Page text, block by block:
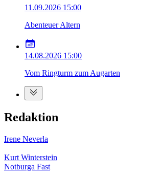
11.09.2026 15:00
Abenteuer Altern
14.08.2026 15:00
Vom Ringturm zum Augarten
Redaktion
Irene Neverla
Kurt Winterstein
Notburga Fast